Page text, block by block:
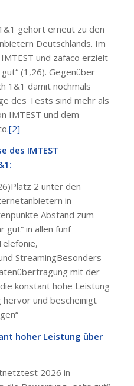
gehört erneut zu den
Deutschlands. Im
und zafaco erzielt
(1,26). Gegenüber
1&1 damit nochmals
des Tests sind mehr als
IMTEST und dem
[2]
des IMTEST
2 unter den
in
Abstand zum
gut“ in allen fünf
StreamingBesonders
mit der
konstant hohe Leistung
hervor und bescheinigt
hoher Leistung über
2026 in